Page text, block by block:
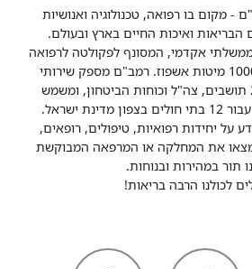
- מקום בו רפואה, טכנולוגיה ואנושיות
הבריאות ואיכות החיים בארץ ובעולם.
אקדמי, המסונף לפקולטה לרפואה
של הטכניון ומונה כ- 1000 מיטות אשפוז. רמב"ם מספק שירותי
רפואה לכ-2,700,000 תושבים, צה"ל וכוחות הביטחון, ומשמש
ישראל.
על יחידות רפואיות, טיפולים, רופאים,
מצאו את המחלקה או המרפאה המבוקשת
תור במהירות ובנוחות.
לכולנו הרבה בריאות!